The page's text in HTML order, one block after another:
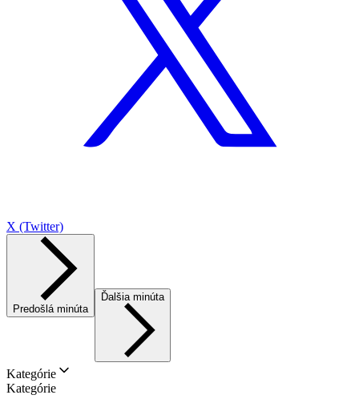
X (Twitter)
Predošlá minúta
Ďalšia minúta
Kategórie
Kategórie